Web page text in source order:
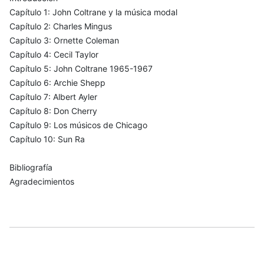
Capítulo 1: John Coltrane y la música modal
Capítulo 2: Charles Mingus
Capítulo 3: Ornette Coleman
Capítulo 4: Cecil Taylor
Capítulo 5: John Coltrane 1965-1967
Capítulo 6: Archie Shepp
Capítulo 7: Albert Ayler
Capítulo 8: Don Cherry
Capítulo 9: Los músicos de Chicago
Capítulo 10: Sun Ra
Bibliografía
Agradecimientos